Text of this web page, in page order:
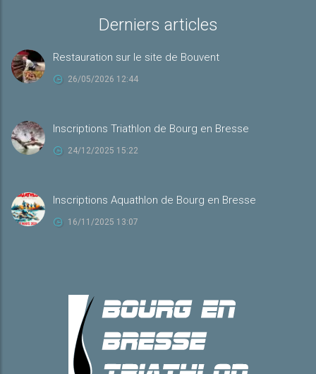
Derniers articles
Restauration sur le site de Bouvent
26/05/2026 12:44
Inscriptions Triathlon de Bourg en Bresse
24/12/2025 15:22
Inscriptions Aquathlon de Bourg en Bresse
16/11/2025 13:07